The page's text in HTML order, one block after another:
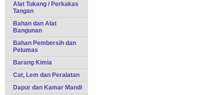
Alat Tukang / Perkakas
Tangan
Bahan dan Alat
Bangunan
Bahan Pembersih dan
Pelumas
Barang Kimia
Cat, Lem dan Peralatan
Dapur dan Kamar Mandi